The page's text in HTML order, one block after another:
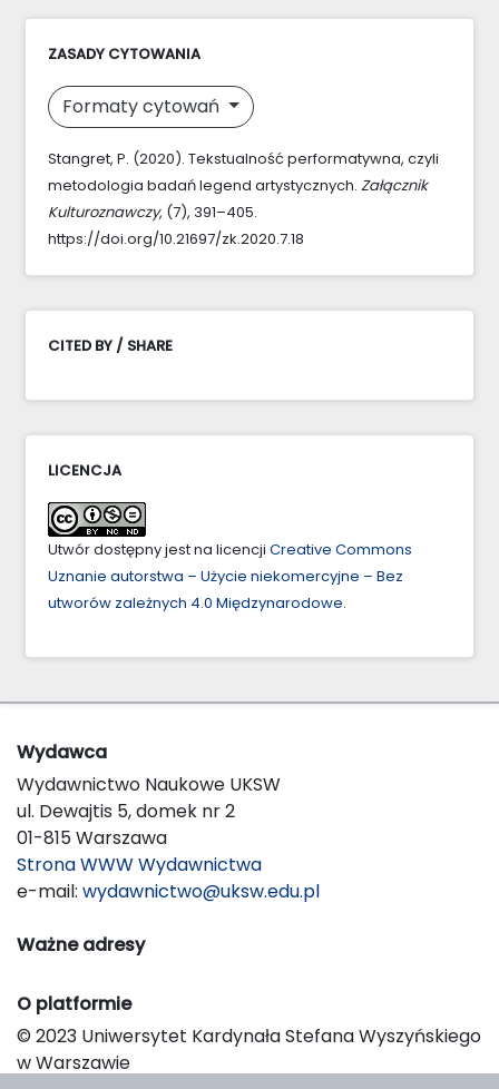
ZASADY CYTOWANIA
Formaty cytowań
Stangret, P. (2020). Tekstualność performatywna, czyli
metodologia badań legend artystycznych. Załącznik
Kulturoznawczy, (7), 391–405.
https://doi.org/10.21697/zk.2020.7.18
CITED BY / SHARE
LICENCJA
Utwór dostępny jest na licencji Creative Commons
Uznanie autorstwa – Użycie niekomercyjne – Bez
utworów zależnych 4.0 Międzynarodowe.
Wydawca
Wydawnictwo Naukowe UKSW
ul. Dewajtis 5, domek nr 2
01-815 Warszawa
Strona WWW Wydawnictwa
e-mail: wydawnictwo@uksw.edu.pl
Ważne adresy
O platformie
© 2023 Uniwersytet Kardynała Stefana Wyszyńskiego
w Warszawie